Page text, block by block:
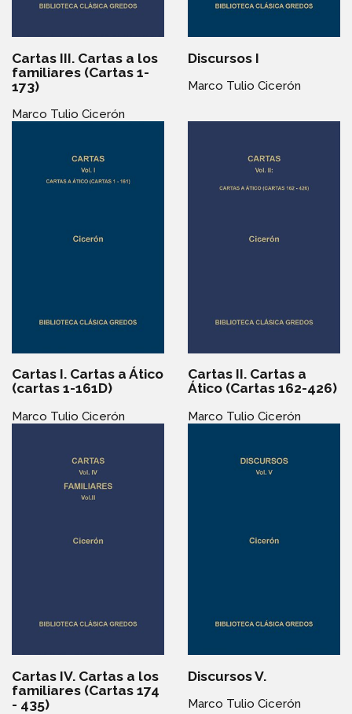
Cartas III. Cartas a los
familiares (Cartas 1-
173)
Marco Tulio Cicerón
Discursos I
Marco Tulio Cicerón
Cartas I. Cartas a Ático
(cartas 1-161D)
Marco Tulio Cicerón
Cartas II. Cartas a
Ático (Cartas 162-426)
Marco Tulio Cicerón
Cartas IV. Cartas a los
familiares (Cartas 174
- 435)
Discursos V.
Marco Tulio Cicerón